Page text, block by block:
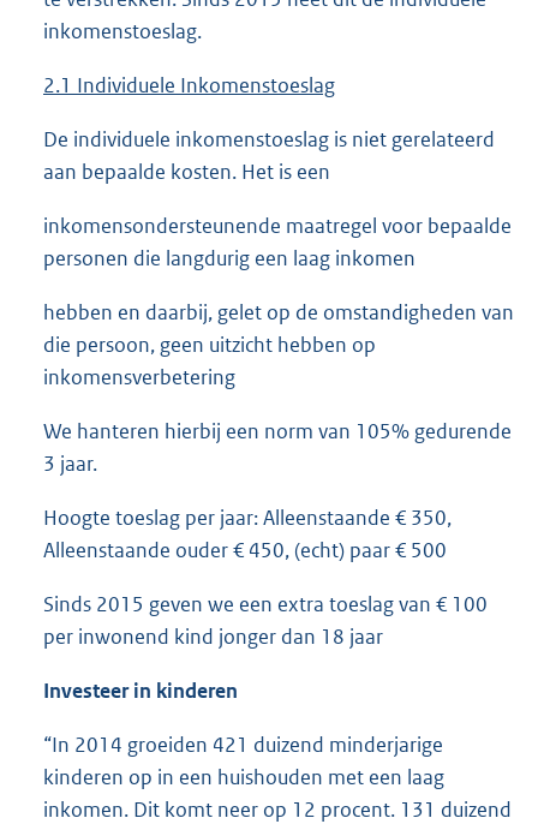
inkomenstoeslag.
2.1 Individuele Inkomenstoeslag
De individuele inkomenstoeslag is niet gerelateerd
aan bepaalde kosten. Het is een
inkomensondersteunende maatregel voor bepaalde
personen die langdurig een laag inkomen
hebben en daarbij, gelet op de omstandigheden van
die persoon, geen uitzicht hebben op
inkomensverbetering
We hanteren hierbij een norm van 105% gedurende
3 jaar.
Hoogte toeslag per jaar: Alleenstaande € 350,
Alleenstaande ouder € 450, (echt) paar € 500
Sinds 2015 geven we een extra toeslag van € 100
per inwonend kind jonger dan 18 jaar
Investeer in kinderen
“In 2014 groeiden 421 duizend minderjarige
kinderen op in een huishouden met een laag
inkomen. Dit komt neer op 12 procent. 131 duizend